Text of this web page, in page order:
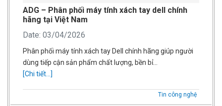
ADG – Phân phối máy tính xách tay dell chính
hãng tại Việt Nam
Date: 03/04/2026
Phân phối máy tính xách tay Dell chính hãng giúp người
dùng tiếp cận sản phẩm chất lượng, bền bỉ…
[Chi tiết...]
Tin công nghệ